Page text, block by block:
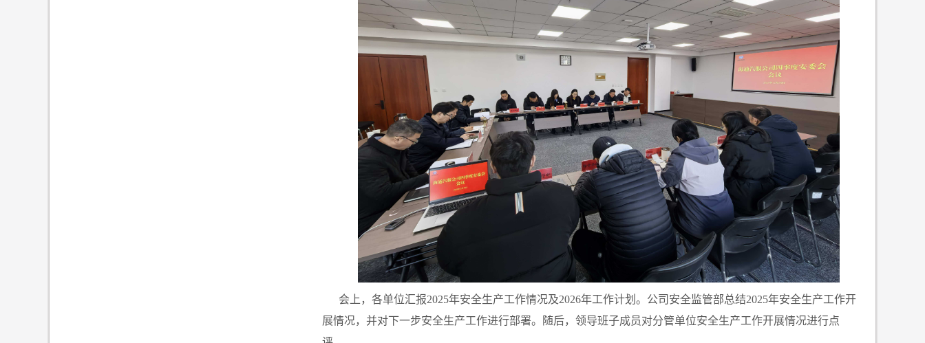
会上，各单位汇报2025年安全生产工作情况及2026年工作计划。公司安全监管部总结2025年安全生产工作开
展情况，并对下一步安全生产工作进行部署。随后，领导班子成员对分管单位安全生产工作开展情况进行点